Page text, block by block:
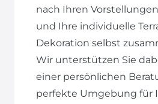
nach Ihren
und Ihre individuelle
Dekoration selbst
Wir unterstützen Sie
einer persönlichen
perfekte Umgebung für